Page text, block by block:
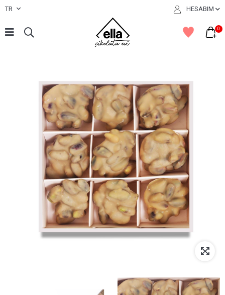
TR HESABIM
0